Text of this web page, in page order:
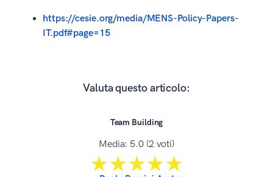
https://cesie.org/media/MENS-Policy-Papers-
IT.pdf#page=15
Valuta questo articolo:
Team Building
Media:5.0 (2 voti)
☆☆☆☆☆
★★★★★